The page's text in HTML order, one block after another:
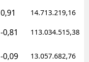
0,91 14.713.219,16
-0,81 113.034.515,38
-0,09 13.057.682,76